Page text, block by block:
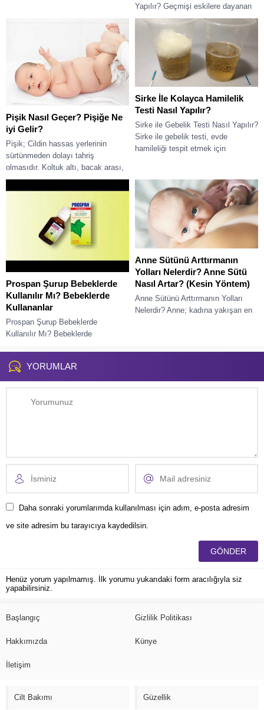
Yapılır? Geçmişi eskilere dayanan
bir Amerikan kültürü olan baby
shower partisi, ülkemizde son
yıllarda da...
Pişik Nasıl Geçer? Pişiğe Ne
iyi Gelir?
Pişik; Cildin hassas yerlerinin
sürtünmeden dolayı tahriş
olmasıdır. Koltuk altı, bacak arası,
popo vb. gibi yerler, Vücuda giyilen
dar giysiler,...
Sirke İle Kolayca Hamilelik
Testi Nasıl Yapılır?
Sirke ile Gebelik Testi Nasıl Yapılır?
Sirke ile gebelik testi, evde
hamileliği tespit etmek için
Prospan Şurup Bebeklerde
Kullanılır Mı? Bebeklerde
Kullananlar
Prospan Şurup Bebeklerde
Kullanılır Mı? Bebeklerde
dikkat etmektedir. Bebeğinize
herhangi bir ilaç...
Anne Sütünü Arttırmanın
Yolları Nelerdir? Anne Sütü
Nasıl Artar? (Kesin Yöntem)
Anne Sütünü Arttırmanın Yolları
Nelerdir? Anne; kadına yakışan en
YORUMLAR
Daha sonraki yorumlarımda kullanılması için adım, e-posta adresim
ve site adresim bu tarayıcıya kaydedilsin.
Henüz yorum yapılmamış. İlk yorumu yukarıdaki form aracılığıyla siz
yapabilirsiniz.
Başlangıç Gizlilik Politikası
Hakkımızda Künye
İletişim
Cilt Bakımı Güzellik